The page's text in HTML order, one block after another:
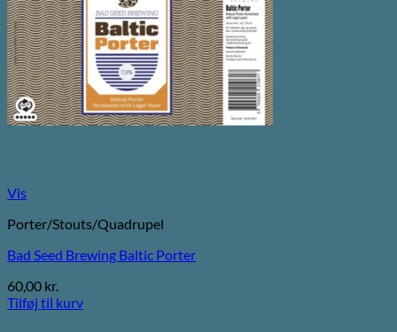
Vis
Porter/Stouts/Quadrupel
Bad Seed Brewing Baltic Porter
60,00 kr.
Tilføj til kurv